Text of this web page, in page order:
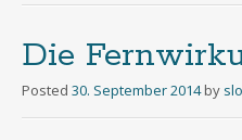
Die
Posted 30. September 2014 by